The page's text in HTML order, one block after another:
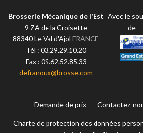
Brosserie Mécanique de l'Est
9 ZA de la Croisette
88340Le Val d'Ajol FRANCE
Tél :03.29.29.10.20
Fax : 09.62.52.85.33
defranoux@brosse.com
Avec le
de
Demande de prix- Contactez-
Charte de protection des données